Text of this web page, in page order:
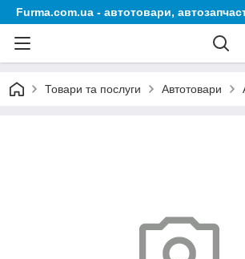
Furma.com.ua - автотовари,
Товари та послуги Автотовари